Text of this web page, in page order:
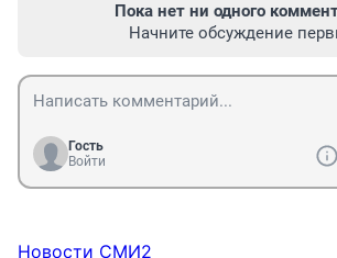
Пока нет ни одного
Начните обсуждение
Гость
Войти
Новости СМИ2